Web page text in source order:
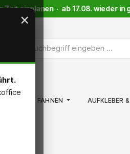
einplanen · ab 17.08. wieder in
FAHNEN AUFKLEBER
×